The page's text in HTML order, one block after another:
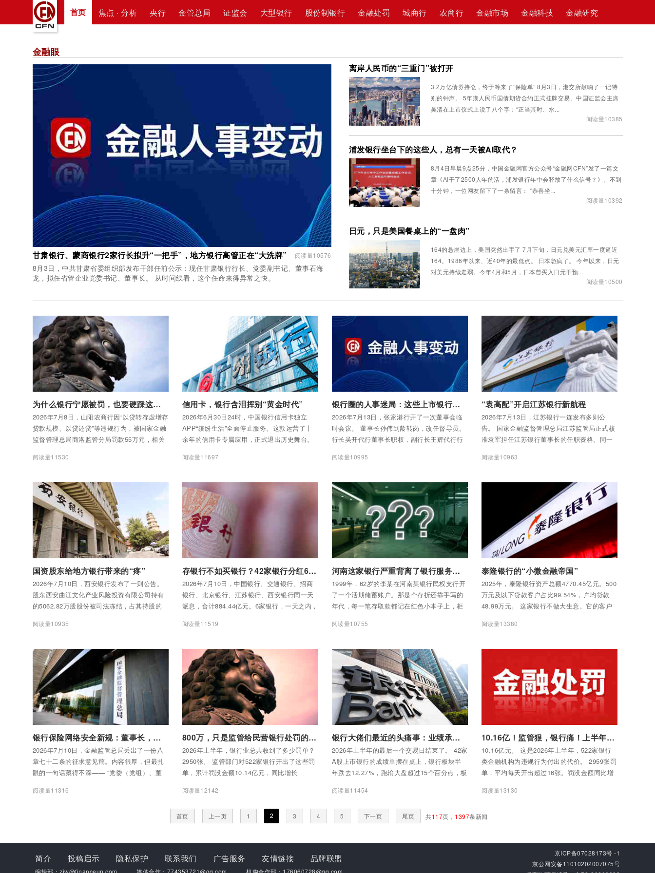
首页 焦点 · 分析 央行 金管总局 证监会 大型银行 股份制银行 金融处罚 城商行 农商行 金融市场 金融科技 金融研究
金融眼
甘肃银行、蒙商银行2家行长拟升“一把手”，地方银行高管正在“大洗牌” 阅读量10576
8月3日，中共甘肃省委组织部发布干部任前公示：现任甘肃银行行长、党委副书记、董事石海
龙，拟任省管企业党委书记、董事长。 从时间线看，这个任命来得异常之快。
离岸人民币的“三重门”被打开
3.2万亿债券持仓，终于等来了“保险单” 8月3日，港交所敲响了一记特
别的钟声。 5年期人民币国债期货合约正式挂牌交易。中国证监会主席
吴清在上市仪式上说了八个字：“正当其时、水...
阅读量10385
浦发银行坐台下的这些人，总有一天被AI取代？
8月4日早晨9点25分，中国金融网官方公众号“金融网CFN”发了一篇文
章《AI干了2500人年的活，浦发银行年中会释放了什么信号？》。不到
十分钟，一位网友留下了一条留言： “恭喜坐...
阅读量10392
日元，只是美国餐桌上的“一盘肉”
164的悬崖边上，美国突然出手了 7月下旬，日元兑美元汇率一度逼近
164。1986年以来、近40年的最低点。 日本急疯了。 今年以来，日元
对美元持续走弱。今年4月和5月，日本曾买入日元干预...
阅读量10500
为什么银行宁愿被罚，也要硬踩这条红线？
2026年7月8日，山阳农商行因“以贷转存虚增存
贷款规模、以贷还贷”等违规行为，被国家金融
监督管理总局商洛监管分局罚款55万元，相关
阅读量11530
信用卡，银行含泪挥别“黄金时代”
2026年6月30日24时，中国银行信用卡独立
APP“缤纷生活”全面停止服务。这款运营了十
余年的信用卡专属应用，正式退出历史舞台。
阅读量11697
银行圈的人事迷局：这些上市银行年轻董事长，接的都是“逆风局”！
2026年7月13日，张家港行开了一次董事会临
时会议。 董事长孙伟到龄转岗，改任督导员。
行长吴开代行董事长职权，副行长王辉代行行
阅读量10995
“袁高配”开启江苏银行新航程
2026年7月13日，江苏银行一连发布多则公
告。 国家金融监督管理总局江苏监管局正式核
准袁军担任江苏银行董事长的任职资格。同一
长、首席合规官职务——从此不再“一肩三职”。
阅读量10963
国资股东给地方银行带来的“疼”
2026年7月10日，西安银行发布了一则公告。
股东西安曲江文化产业风险投资有限公司持有
的5062.82万股股份被司法冻结，占其持股的
从2026年7月2日到2029年7月1日，整整三年。
阅读量10935
存银行不如买银行？42家银行分红6456亿，平均股息率4.76%跑赢存款利率
2026年7月10日，中国银行、交通银行、招商
银行、北京银行、江苏银行、西安银行同一天
派息，合计884.44亿元。6家银行，一天之内，
天，你打开手机银行，发现一年期定期存款利
阅读量11519
河南这家银行严重背离了银行服务储户的本心
1999年，62岁的李某在河南某银行民权支行开
了一个活期储蓄账户。那是个存折还靠手写的
年代，每一笔存取款都记在红色小本子上，柜
元后，存折上清清楚楚印着：余额35900元。
下的17900元，银行说：“系统里查不到，这钱
我们不认了。”
阅读量10755
泰隆银行的“小微金融帝国”
2025年，泰隆银行资产总额4770.45亿元。500
万元及以下贷款客户占比99.54%，户均贷款
48.99万元。 这家银行不做大生意。它的客户
妻、车间里干活的工人。一笔贷款几万块、几
阅读量13380
银行保险网络安全新规：董事长，该你上场了
2026年7月10日，金融监管总局丢出了一份八
章七十二条的征求意见稿。内容很厚，但最扎
眼的一句话藏得不深—— “党委（党组）、董
金融机构主要负责人为网络安全第一责任人。”
阅读量11316
800万，只是监管给民营银行处罚的“开胃菜”
2026年上半年，银行业总共收到了多少罚单？
2950张。 监管部门对522家银行开出了这些罚
单，累计罚没金额10.14亿元，同比增长
罚没2.52亿元，股份行被罚没1.85亿元，城商
阅读量12142
银行大佬们最近的头痛事：业绩承压、反常人事、薪酬缩水、AI焦虑
2026年上半年的最后一个交易日结束了。 42家
A股上市银行的成绩单摆在桌上，银行板块半
年跌去12.27%，跑输大盘超过15个百分点，板
亿元。42只银行股里，只有6只收涨，剩下36
阅读量11454
10.16亿！监管狠，银行痛！上半年许多银行都不干净！
10.16亿元。 这是2026年上半年，522家银行
类金融机构为违规行为付出的代价。 2959张罚
单，平均每天开出超过16张。罚没金额同比增
生生割走的肉。
阅读量13130
首页 上一页 1 2 3 4 5 下一页 尾页 共117页， 1397条新闻
简介 投稿启示 隐私保护 联系我们 广告服务 友情链接 品牌联盟
编辑部：zjw@financeun.com 媒体合作：774353721@qq.com 机构合作部：176060728@qq.com
京ICP备07028173号 -1
京公网安备11010202007075号